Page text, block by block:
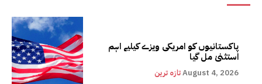
پاکستانیوں کو امریکی ویزے کیلیے اہم
استثنیٰ مل گیا
تازہ ترینAugust 4, 2026